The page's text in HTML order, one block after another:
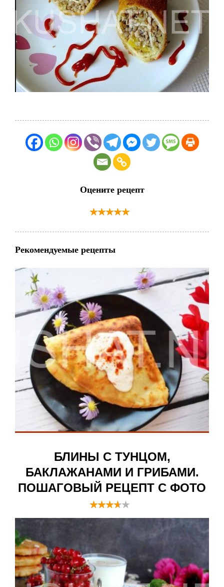
Оцените рецепт
Рекомендуемые рецепты
БЛИНЫ С ТУНЦОМ,
БАКЛАЖАНАМИ И ГРИБАМИ.
ПОШАГОВЫЙ РЕЦЕПТ С ФОТО